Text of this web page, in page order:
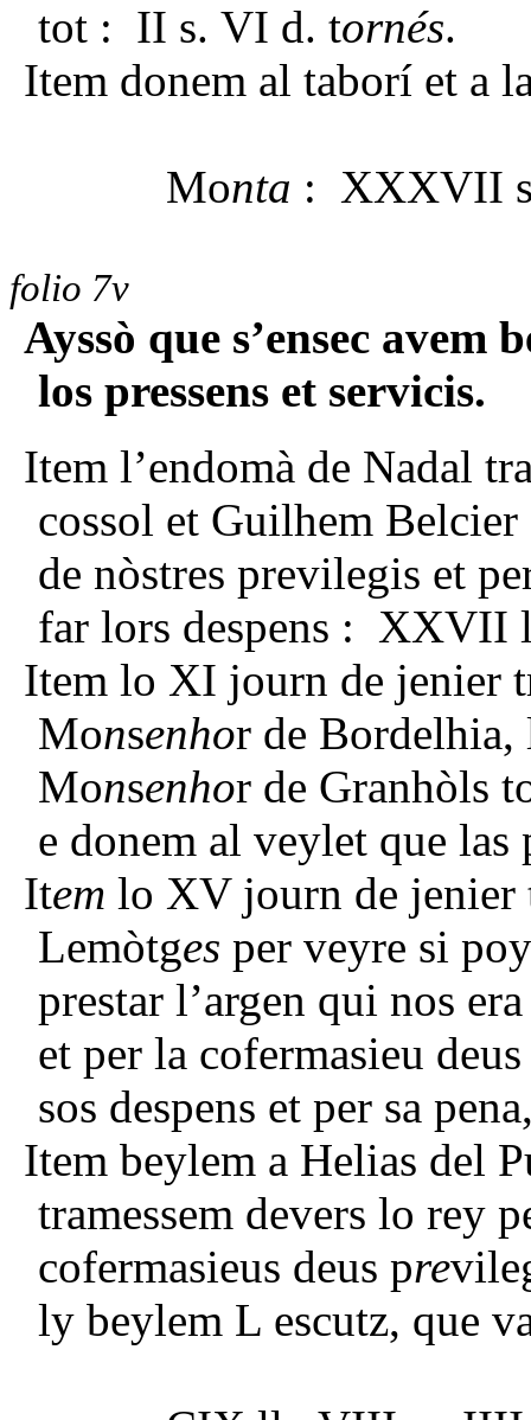
tot : II s. VI d. tornés.
Item donem al taborí et a
Monta : XXXVII
folio 7v
Ayssò que s’ensec
los pressens et servicis.
Item l’endomà de Nadal
cossol et Guilhem
de nòstres previlegis et
far lors despens : XXVII
Item lo XI journ de jenier
Monsenhor de Bordelhia,
Monsenhor de Granhòls
e donem al veylet que
Item lo XV journ de jenier
Lemòtges per veyre si
prestar l’argen qui nos
et per la cofermasieu
sos despens et per sa
Item beylem a Helias del
tramessem devers lo rey
cofermasieus deus pre
ly beylem L escutz, que